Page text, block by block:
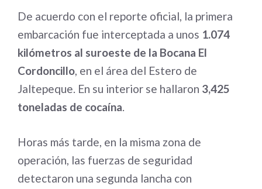
De acuerdo con el reporte oficial, la primera
embarcación fue interceptada a unos 1.074
kilómetros al suroeste de la Bocana El
Cordoncillo, en el área del Estero de
Jaltepeque. En su interior se hallaron 3,425
toneladas de cocaína.
Horas más tarde, en la misma zona de
operación, las fuerzas de seguridad
detectaron una segunda lancha con